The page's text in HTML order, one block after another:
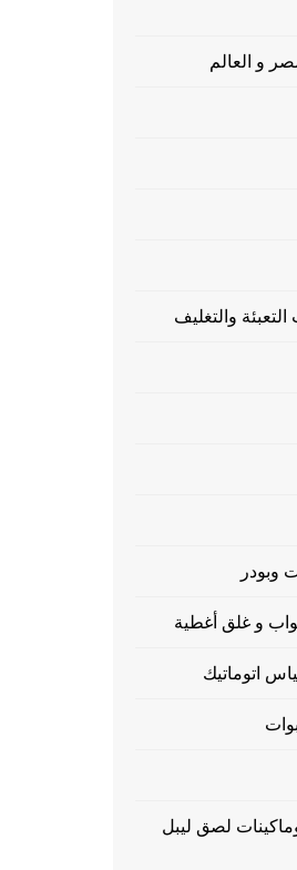
و العالم
والتغليف
وبودر
و غلق أغطية
اتوماتيك
لصق ليبل